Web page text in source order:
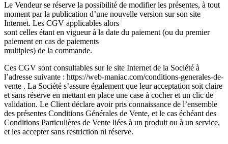
Le Vendeur se réserve la possibilité de modifier les présentes, à tout
moment par la publication d’une nouvelle version sur son site
Internet. Les CGV applicables alors
sont celles étant en vigueur à la date du paiement (ou du premier
paiement en cas de paiements
multiples) de la commande.
Ces CGV sont consultables sur le site Internet de la Société à
l’adresse suivante : https://web-maniac.com/conditions-generales-de-
vente . La Société s’assure également que leur acceptation soit claire
et sans réserve en mettant en place une case à cocher et un clic de
validation. Le Client déclare avoir pris connaissance de l’ensemble
des présentes Conditions Générales de Vente, et le cas échéant des
Conditions Particulières de Vente liées à un produit ou à un service,
et les accepter sans restriction ni réserve.